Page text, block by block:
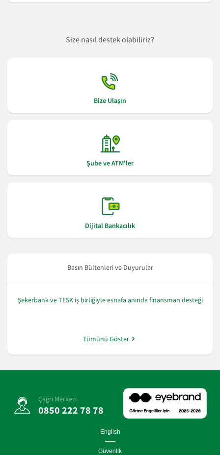
Size nasıl destek olabiliriz?
Bize Ulaşın
Şube ve ATM'ler
Dijital Bankacılık
Basın Bültenleri ve Duyurular
Şekerbank ve TESK iş birliğiyle esnafa anında finansman desteği
Tümünü Göster
Çağrı Merkezi
0850 222 78 78
English
Güvenlik